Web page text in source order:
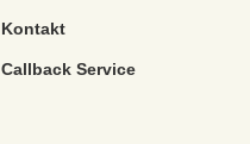
Kontakt
Callback Service